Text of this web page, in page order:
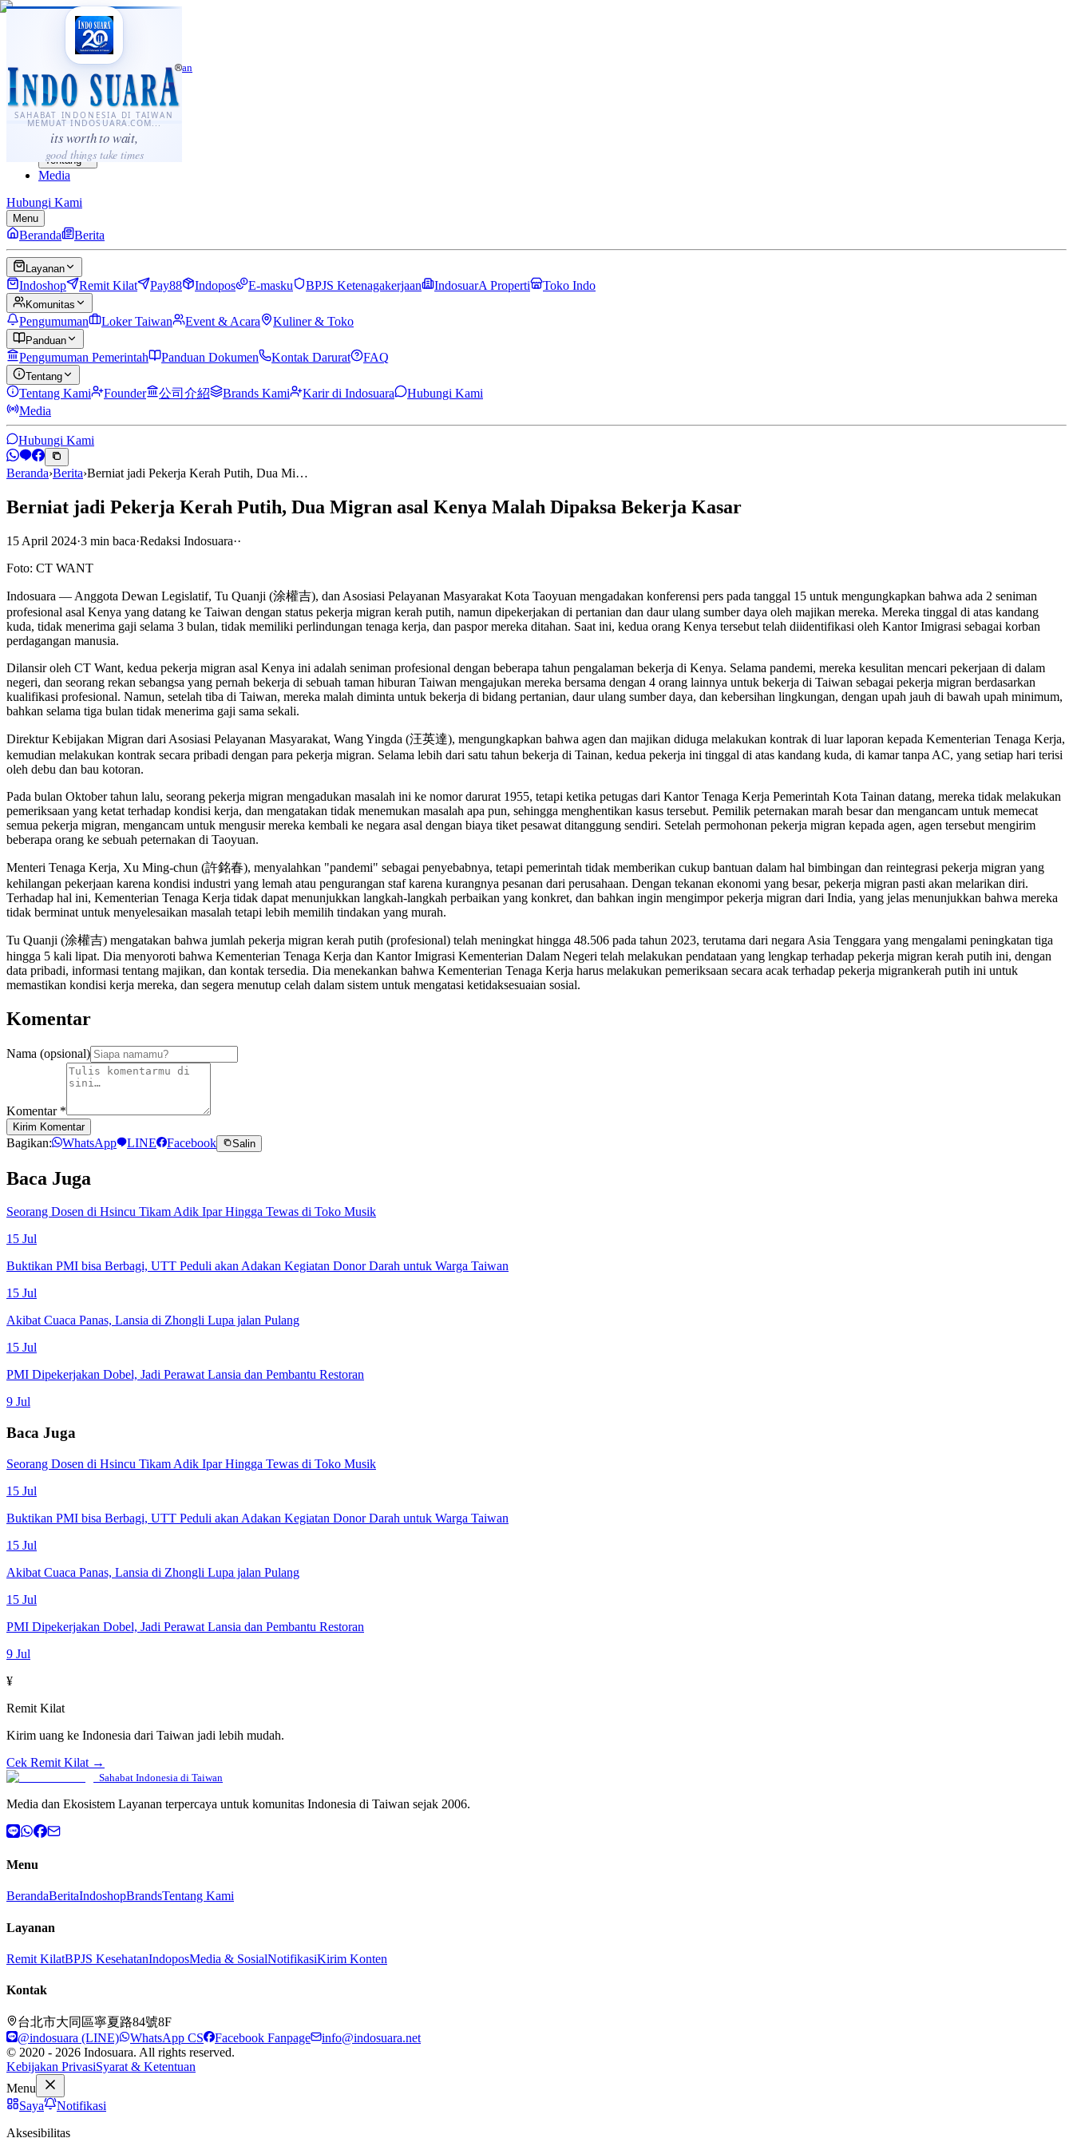
SAHABAT INDONESIA DI TAIWAN
MEMUAT INDOSUARA.COM...
its worth to wait,
good things take times
·...
⌘K
Sahabat Indonesia di Taiwan
Berita
Layanan
Komunitas
Panduan
Tentang
Media
Hubungi Kami
Menu
Beranda Berita
Layanan
Indoshop Remit Kilat Pay88 Indopos E-masku BPJS Ketenagakerjaan IndosuarA Properti Toko Indo
Komunitas
Pengumuman Loker Taiwan Event & Acara Kuliner & Toko
Panduan
Pengumuman Pemerintah Panduan Dokumen Kontak Darurat FAQ
Tentang
Tentang Kami Founder 公司介紹 Brands Kami Karir di Indosuara
Hubungi Kami
Media
Hubungi Kami
Beranda›Berita›Berniat jadi Pekerja Kerah Putih, Dua Mi…
Berniat jadi Pekerja Kerah Putih, Dua Migran asal Kenya Malah Dipaksa Bekerja Kasar
15 April 2024·3 min baca·Redaksi Indosuara··
Foto: CT WANT
Indosuara — Anggota Dewan Legislatif, Tu Quanji (涂權吉), dan Asosiasi Pelayanan Masyarakat Kota Taoyuan mengadakan konferensi pers pada tanggal 15 untuk mengungkapkan bahwa ada 2 seniman
profesional asal Kenya yang datang ke Taiwan dengan status pekerja migran kerah putih, namun dipekerjakan di pertanian dan daur ulang sumber daya oleh majikan mereka. Mereka tinggal di atas kandang
kuda, tidak menerima gaji selama 3 bulan, tidak memiliki perlindungan tenaga kerja, dan paspor mereka ditahan. Saat ini, kedua orang Kenya tersebut telah diidentifikasi oleh Kantor Imigrasi sebagai korban
perdagangan manusia.
Dilansir oleh CT Want, kedua pekerja migran asal Kenya ini adalah seniman profesional dengan beberapa tahun pengalaman bekerja di Kenya. Selama pandemi, mereka kesulitan mencari pekerjaan di dalam
negeri, dan seorang rekan sebangsa yang pernah bekerja di sebuah taman hiburan Taiwan mengajukan mereka bersama dengan 4 orang lainnya untuk bekerja di Taiwan sebagai pekerja migran berdasarkan
kualifikasi profesional. Namun, setelah tiba di Taiwan, mereka malah diminta untuk bekerja di bidang pertanian, daur ulang sumber daya, dan kebersihan lingkungan, dengan upah jauh di bawah upah minimum,
bahkan selama tiga bulan tidak menerima gaji sama sekali.
Direktur Kebijakan Migran dari Asosiasi Pelayanan Masyarakat, Wang Yingda (汪英達), mengungkapkan bahwa agen dan majikan diduga melakukan kontrak di luar laporan kepada Kementerian Tenaga Kerja,
kemudian melakukan kontrak secara pribadi dengan para pekerja migran. Selama lebih dari satu tahun bekerja di Tainan, kedua pekerja ini tinggal di atas kandang kuda, di kamar tanpa AC, yang setiap hari terisi
oleh debu dan bau kotoran.
Pada bulan Oktober tahun lalu, seorang pekerja migran mengadukan masalah ini ke nomor darurat 1955, tetapi ketika petugas dari Kantor Tenaga Kerja Pemerintah Kota Tainan datang, mereka tidak melakukan
pemeriksaan yang ketat terhadap kondisi kerja, dan mengatakan tidak menemukan masalah apa pun, sehingga menghentikan kasus tersebut. Pemilik peternakan marah besar dan mengancam untuk memecat
semua pekerja migran, mengancam untuk mengusir mereka kembali ke negara asal dengan biaya tiket pesawat ditanggung sendiri. Setelah permohonan pekerja migran kepada agen, agen tersebut mengirim
beberapa orang ke sebuah peternakan di Taoyuan.
Menteri Tenaga Kerja, Xu Ming-chun (許銘春), menyalahkan "pandemi" sebagai penyebabnya, tetapi pemerintah tidak memberikan cukup bantuan dalam hal bimbingan dan reintegrasi pekerja migran yang
kehilangan pekerjaan karena kondisi industri yang lemah atau pengurangan staf karena kurangnya pesanan dari perusahaan. Dengan tekanan ekonomi yang besar, pekerja migran pasti akan melarikan diri.
Terhadap hal ini, Kementerian Tenaga Kerja tidak dapat menunjukkan langkah-langkah perbaikan yang konkret, dan bahkan ingin mengimpor pekerja migran dari India, yang jelas menunjukkan bahwa mereka
tidak berminat untuk menyelesaikan masalah tetapi lebih memilih tindakan yang murah.
Tu Quanji (涂權吉) mengatakan bahwa jumlah pekerja migran kerah putih (profesional) telah meningkat hingga 48.506 pada tahun 2023, terutama dari negara Asia Tenggara yang mengalami peningkatan tiga
hingga 5 kali lipat. Dia menyoroti bahwa Kementerian Tenaga Kerja dan Kantor Imigrasi Kementerian Dalam Negeri telah melakukan pendataan yang lengkap terhadap pekerja migran kerah putih ini, dengan
data pribadi, informasi tentang majikan, dan kontak tersedia. Dia menekankan bahwa Kementerian Tenaga Kerja harus melakukan pemeriksaan secara acak terhadap pekerja migrankerah putih ini untuk
memastikan kondisi kerja mereka, dan segera menutup celah dalam sistem untuk mengatasi ketidaksesuaian sosial.
Komentar
Nama (opsional)
Komentar *
Kirim Komentar
Bagikan: WhatsApp LINE Facebook Salin
Baca Juga
Seorang Dosen di Hsincu Tikam Adik Ipar Hingga Tewas di Toko Musik
15 Jul
Buktikan PMI bisa Berbagi, UTT Peduli akan Adakan Kegiatan Donor Darah untuk Warga Taiwan
15 Jul
Akibat Cuaca Panas, Lansia di Zhongli Lupa jalan Pulang
15 Jul
PMI Dipekerjakan Dobel, Jadi Perawat Lansia dan Pembantu Restoran
9 Jul
Baca Juga
Seorang Dosen di Hsincu Tikam Adik Ipar Hingga Tewas di Toko Musik
15 Jul
Buktikan PMI bisa Berbagi, UTT Peduli akan Adakan Kegiatan Donor Darah untuk Warga Taiwan
15 Jul
Akibat Cuaca Panas, Lansia di Zhongli Lupa jalan Pulang
15 Jul
PMI Dipekerjakan Dobel, Jadi Perawat Lansia dan Pembantu Restoran
9 Jul
¥
Remit Kilat
Kirim uang ke Indonesia dari Taiwan jadi lebih mudah.
Cek Remit Kilat →
Sahabat Indonesia di Taiwan
Media dan Ekosistem Layanan terpercaya untuk komunitas Indonesia di Taiwan sejak 2006.
Menu
BerandaBeritaIndoshopBrandsTentang Kami
Layanan
Remit KilatBPJS KesehatanIndoposMedia & SosialNotifikasiKirim Konten
Kontak
台北市大同區寧夏路84號8F
@indosuara (LINE)
WhatsApp CS Facebook Fanpage
info@indosuara.net
© 2020 - 2026 Indosuara. All rights reserved.
Kebijakan PrivasiSyarat & Ketentuan
Menu
Saya
Notifikasi
Aksesibilitas